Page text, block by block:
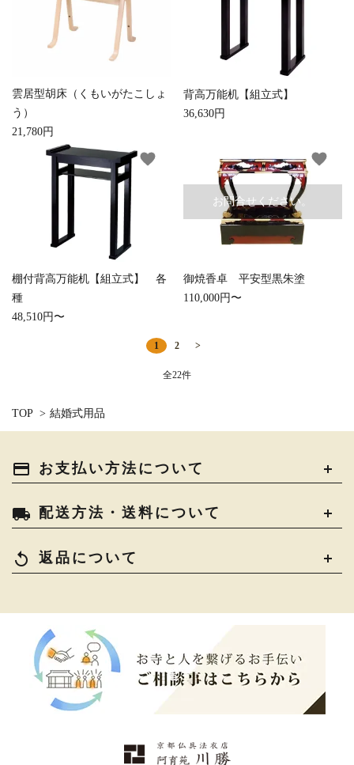
雲居型胡床（くもいがたこしょ
う）
21,780円
背高万能机【組立式】
36,630円
棚付背高万能机【組立式】 各
種
48,510円〜
favorite
お問合せください。
御焼香卓 平安型黒朱塗
110,000円〜
favorite
1 2 >
全22件
TOP > 結婚式用品
payment お支払い方法について
local_shipping 配送方法・送料について
replay 返品について